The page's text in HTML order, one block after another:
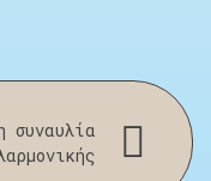
συναυλία